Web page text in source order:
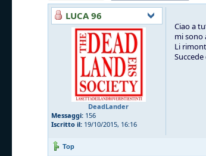
LUCA 96
DeadLander
Messaggi: 156
Iscritto il: 19/10/2015, 16:16
Ciao a
mi sono
Li
Succede
Top